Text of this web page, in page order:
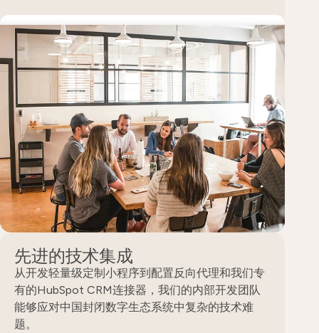
先进的技术集成
从开发轻量级定制小程序到配置反向代理和我们专
有的HubSpot CRM连接器，我们的内部开发团队
能够应对中国封闭数字生态系统中复杂的技术难
题。